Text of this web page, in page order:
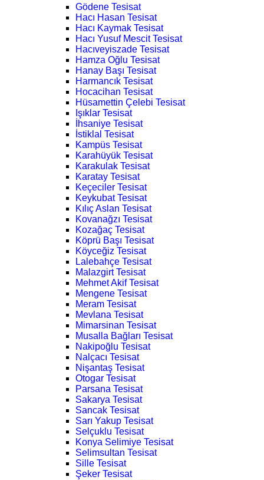
Gödene Tesisat
Hacı Hasan Tesisat
Hacı Kaymak Tesisat
Hacı Yusuf Mescit Tesisat
Hacıveyiszade Tesisat
Hamza Oğlu Tesisat
Hanay Başı Tesisat
Harmancık Tesisat
Hocacihan Tesisat
Hüsamettin Çelebi Tesisat
Işıklar Tesisat
İhsaniye Tesisat
İstiklal Tesisat
Kampüs Tesisat
Karahüyük Tesisat
Karakulak Tesisat
Karatay Tesisat
Keçeciler Tesisat
Keykubat Tesisat
Kılıç Aslan Tesisat
Kovanağzı Tesisat
Kozağaç Tesisat
Köprü Başı Tesisat
Köyceğiz Tesisat
Lalebahçe Tesisat
Malazgirt Tesisat
Mehmet Akif Tesisat
Mengene Tesisat
Meram Tesisat
Mevlana Tesisat
Mimarsinan Tesisat
Musalla Bağları Tesisat
Nakipoğlu Tesisat
Nalçacı Tesisat
Nişantaş Tesisat
Otogar Tesisat
Parsana Tesisat
Sakarya Tesisat
Sancak Tesisat
Sarı Yakup Tesisat
Selçuklu Tesisat
Konya Selimiye Tesisat
Selimsultan Tesisat
Sille Tesisat
Şeker Tesisat